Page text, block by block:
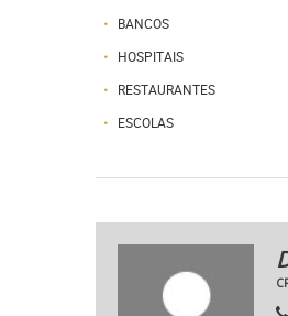
BANCOS
HOSPITAIS
RESTAURANTES
ESCOLAS